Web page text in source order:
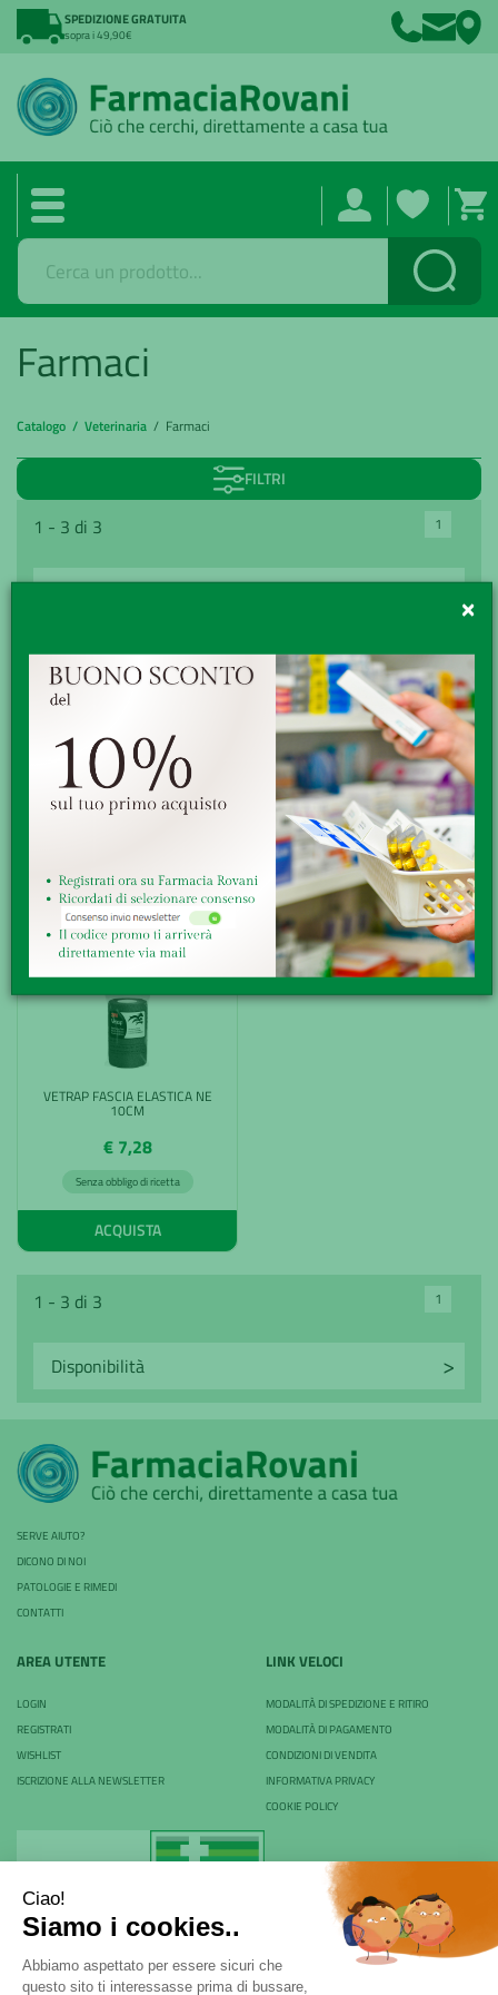
SPEDIZIONE GRATUITA
sopra i 49,90€
Cerca
Farmaci
Catalogo / Veterinaria / Farmaci
FILTRI
1 - 3 di 3 1
AMFLEE COMBO*3PIP >40KG
CANI
ACQUISTA
CALCIO AD3 PLUS 40CPR
APPETIB
€ 21,90
Senza obbligo di ricetta
ACQUISTA
VETRAP FASCIA ELASTICA NE
10CM
€ 7,28
Senza obbligo di ricetta
ACQUISTA
1 - 3 di 3 1
SERVE AIUTO?
DICONO DI NOI
PATOLOGIE E RIMEDI
CONTATTI
AREA UTENTE
LOGIN
REGISTRATI
WISHLIST
ISCRIZIONE ALLA NEWSLETTER
LINK VELOCI
MODALITÀ DI SPEDIZIONE E RITIRO
MODALITÀ DI PAGAMENTO
CONDIZIONI DI VENDITA
INFORMATIVA PRIVACY
COOKIE POLICY
×